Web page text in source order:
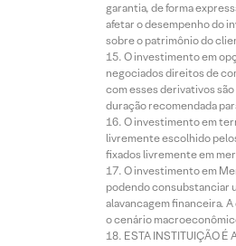
garantia, de forma
afetar o desempenho do
sobre o patrimônio do
O investimento em
negociados direitos de
com esses derivativos
duração recomendada
O investimento em
livremente escolhido
fixados livremente em
O investimento em
podendo consubstanciar
alavancagem financeira.
o cenário
ESTA INSTITUIÇÃO É